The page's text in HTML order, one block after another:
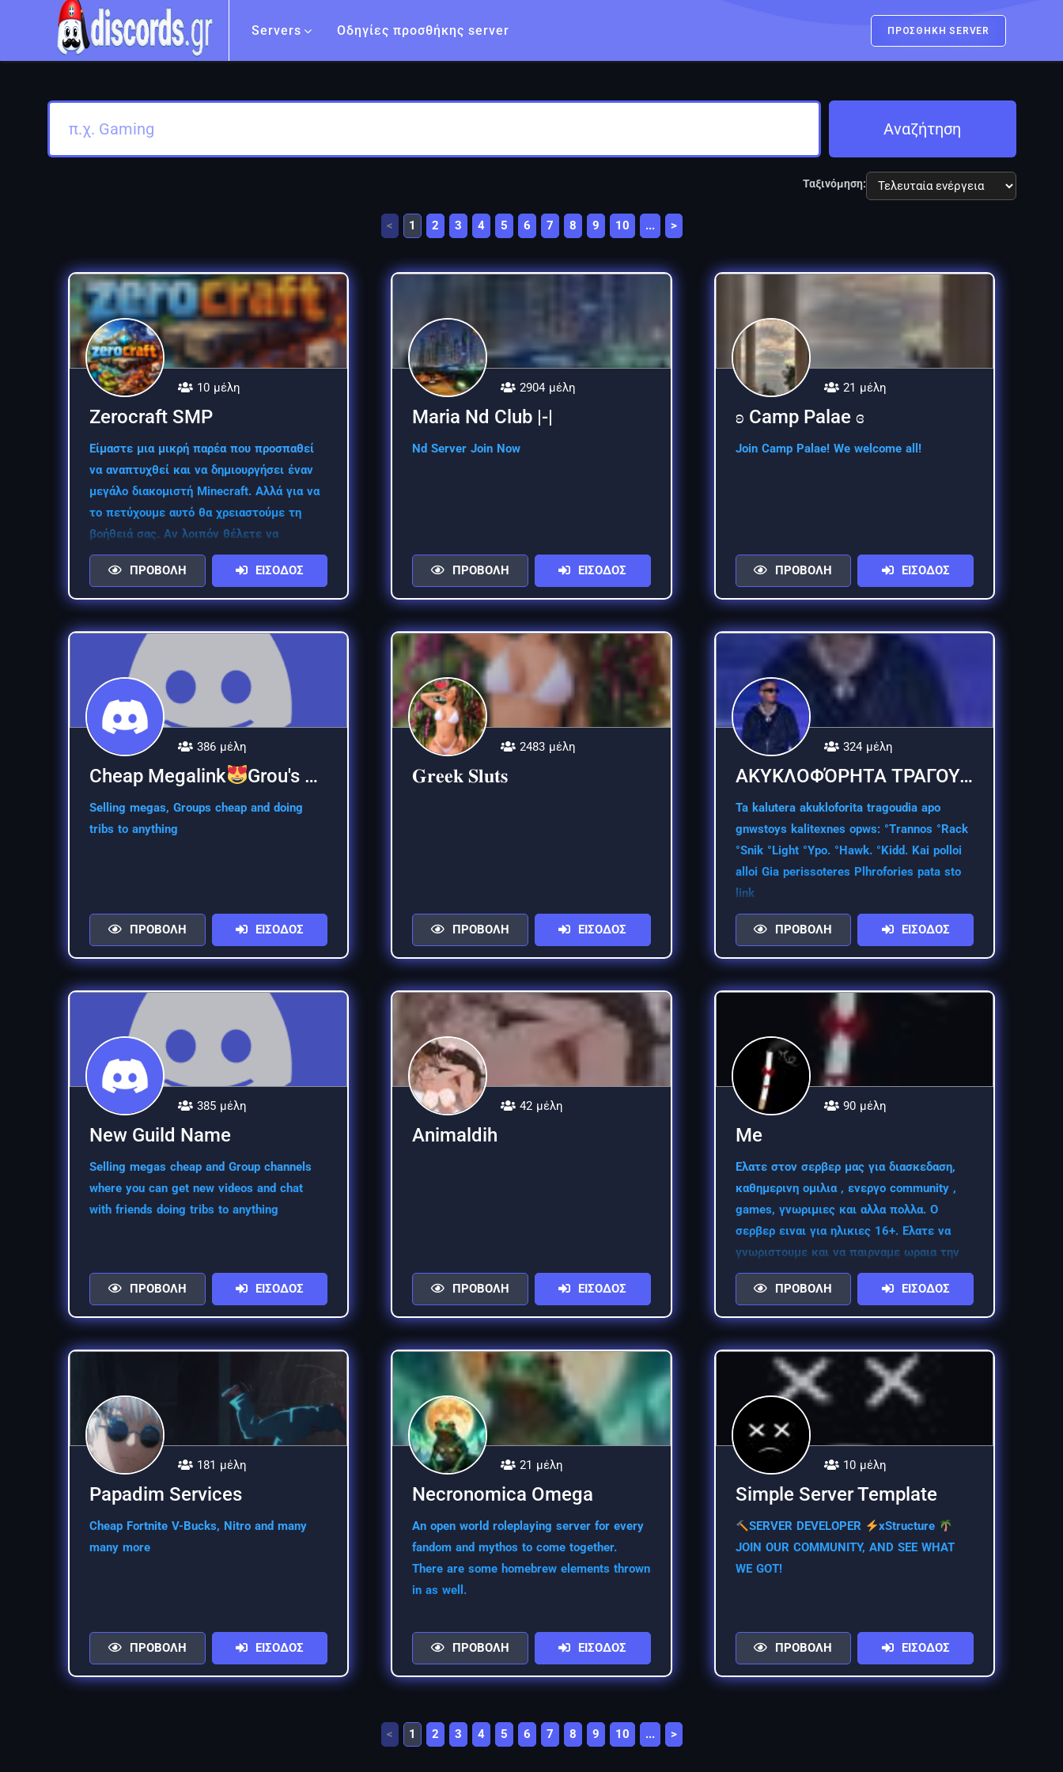
Servers Οδηγίες προσθήκης server ΠΡΟΣΘΗΚΗ SERVER
Αναζήτηση
Ταξινόμηση:
< 1 2 3 4 5 6 7 8 9 10 ... >
10 μέλη
Zerocraft SMP
Είμαστε μια μικρή παρέα που προσπαθεί
να αναπτυχθεί και να δημιουργήσει έναν
μεγάλο διακομιστή Minecraft. Αλλά για να
το πετύχουμε αυτό θα χρειαστούμε τη
βοήθειά σας. Αν λοιπόν θέλετε να
περάσετε καλά, ελάτε μαζί μας.
ΠΡΟΒΟΛΗ
ΕΙΣΟΔΟΣ
2904 μέλη
Maria Nd Club |-|
Nd Server Join Now
ΠΡΟΒΟΛΗ ΕΙΣΟΔΟΣ
21 μέλη
ʚ Camp Palae ɞ
Join Camp Palae! We welcome all!
ΠΡΟΒΟΛΗ ΕΙΣΟΔΟΣ
386 μέλη
Cheap Megalink Grou's server
Selling megas, Groups cheap and doing
tribs to anything
ΠΡΟΒΟΛΗ ΕΙΣΟΔΟΣ
2483 μέλη
𝐆𝐫𝐞𝐞𝐤 𝐒𝐥𝐮𝐭𝐬
ΠΡΟΒΟΛΗ ΕΙΣΟΔΟΣ
324 μέλη
ΑΚΥΚΛΟΦΌΡΗΤΑ ΤΡΑΓΟΥΔΙΑ
Ta kalutera akukloforita tragoudia apo
gnwstoys kalitexnes opws: °Trannos °Rack
°Snik °Light °Ypo. °Hawk. °Kidd. Kai polloi
alloi Gia perissoteres Plhrofories pata sto
link
ΠΡΟΒΟΛΗ ΕΙΣΟΔΟΣ
385 μέλη
New Guild Name
Selling megas cheap and Group channels
where you can get new videos and chat
with friends doing tribs to anything
ΠΡΟΒΟΛΗ ΕΙΣΟΔΟΣ
42 μέλη
Animaldih
ΠΡΟΒΟΛΗ ΕΙΣΟΔΟΣ
90 μέλη
Me
Ελατε στον σερβερ μας για διασκεδαση,
καθημερινη ομιλια , ενεργο community ,
games, γνωριμιες και αλλα πολλα. Ο
σερβερ ειναι για ηλικιες 16+. Ελατε να
γνωριστουμε και να παιρναμε ωραια την
ωρα μας .
ΠΡΟΒΟΛΗ
ΕΙΣΟΔΟΣ
181 μέλη
Papadim Services
Cheap Fortnite V-Bucks, Nitro and many
many more
ΠΡΟΒΟΛΗ ΕΙΣΟΔΟΣ
21 μέλη
Necronomica Omega
An open world roleplaying server for every
fandom and mythos to come together.
There are some homebrew elements thrown
in as well.
ΠΡΟΒΟΛΗ ΕΙΣΟΔΟΣ
10 μέλη
Simple Server Template
SERVER DEVELOPER
xStructure
JOIN OUR COMMUNITY, AND SEE WHAT
WE GOT!
ΠΡΟΒΟΛΗ ΕΙΣΟΔΟΣ
< 1 2 3 4 5 6 7 8 9 10 ... >